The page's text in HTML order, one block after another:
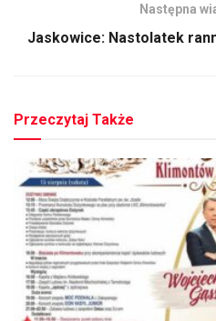
Następna
Jaskowice: Nastolatek
Przeczytaj Także